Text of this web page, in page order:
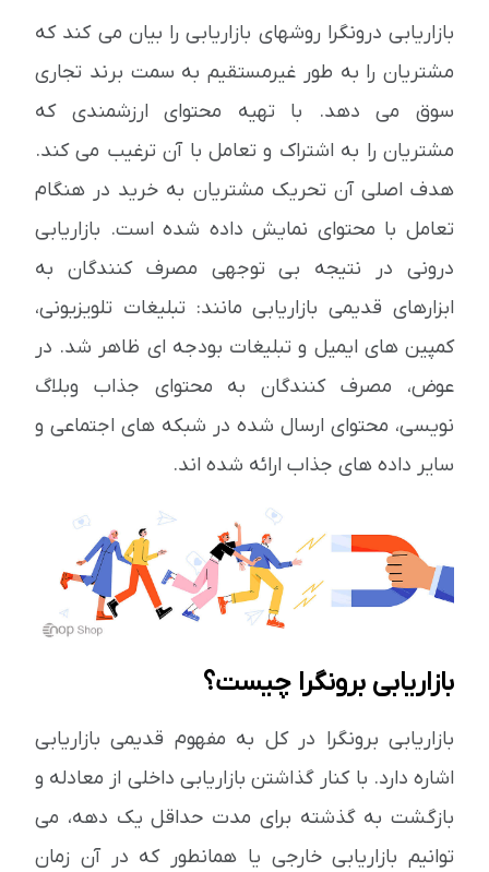
بازاریابی درونگرا روشهای بازاریابی را بیان می کند که
مشتریان را به طور غیرمستقیم به سمت برند تجاری
سوق می دهد. با تهیه محتوای ارزشمندی که
مشتریان را به اشتراک و تعامل با آن ترغیب می کند.
هدف اصلی آن تحریک مشتریان به خرید در هنگام
تعامل با محتوای نمایش داده شده است. بازاریابی
درونی در نتیجه بی توجهی مصرف کنندگان به
ابزارهای قدیمی بازاریابی مانند: تبلیغات تلویزیونی،
کمپین های ایمیل و تبلیغات بودجه ای ظاهر شد. در
عوض، مصرف کنندگان به محتوای جذاب وبلاگ
نویسی، محتوای ارسال شده در شبکه های اجتماعی و
سایر داده های جذاب ارائه شده اند.
بازاریابی برونگرا چیست؟
بازاریابی برونگرا در کل به مفهوم قدیمی بازاریابی
اشاره دارد. با کنار گذاشتن بازاریابی داخلی از معادله و
بازگشت به گذشته برای مدت حداقل یک دهه، می
توانیم بازاریابی خارجی یا همانطور که در آن زمان